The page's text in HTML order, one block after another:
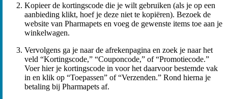
Kopieer de kortingscode die je wilt gebruiken (als je op een
aanbieding klikt, hoef je deze niet te kopiëren). Bezoek de
website van Pharmapets en voeg de gewenste items toe aan je
winkelwagen.
Vervolgens ga je naar de afrekenpagina en zoek je naar het
veld “Kortingscode,” “Couponcode,” of “Promotiecode.”
Voer hier je kortingscode in voor het daarvoor bestemde vak
in en klik op “Toepassen” of “Verzenden.” Rond hierna je
betaling bij Pharmapets af.